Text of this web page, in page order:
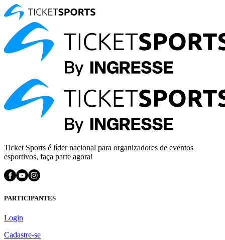
Ticket Sports é líder nacional para organizadores de eventos
esportivos, faça parte agora!
PARTICIPANTES
Login
Cadastre-se